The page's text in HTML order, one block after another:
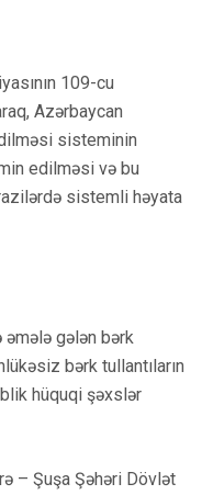
109-cu
Azərbaycan
sisteminin
edilməsi və bu
sistemli həyata
gələn bərk
bərk tullantıların
hüquqi şəxslər
– Şuşa Şəhəri Dövlət